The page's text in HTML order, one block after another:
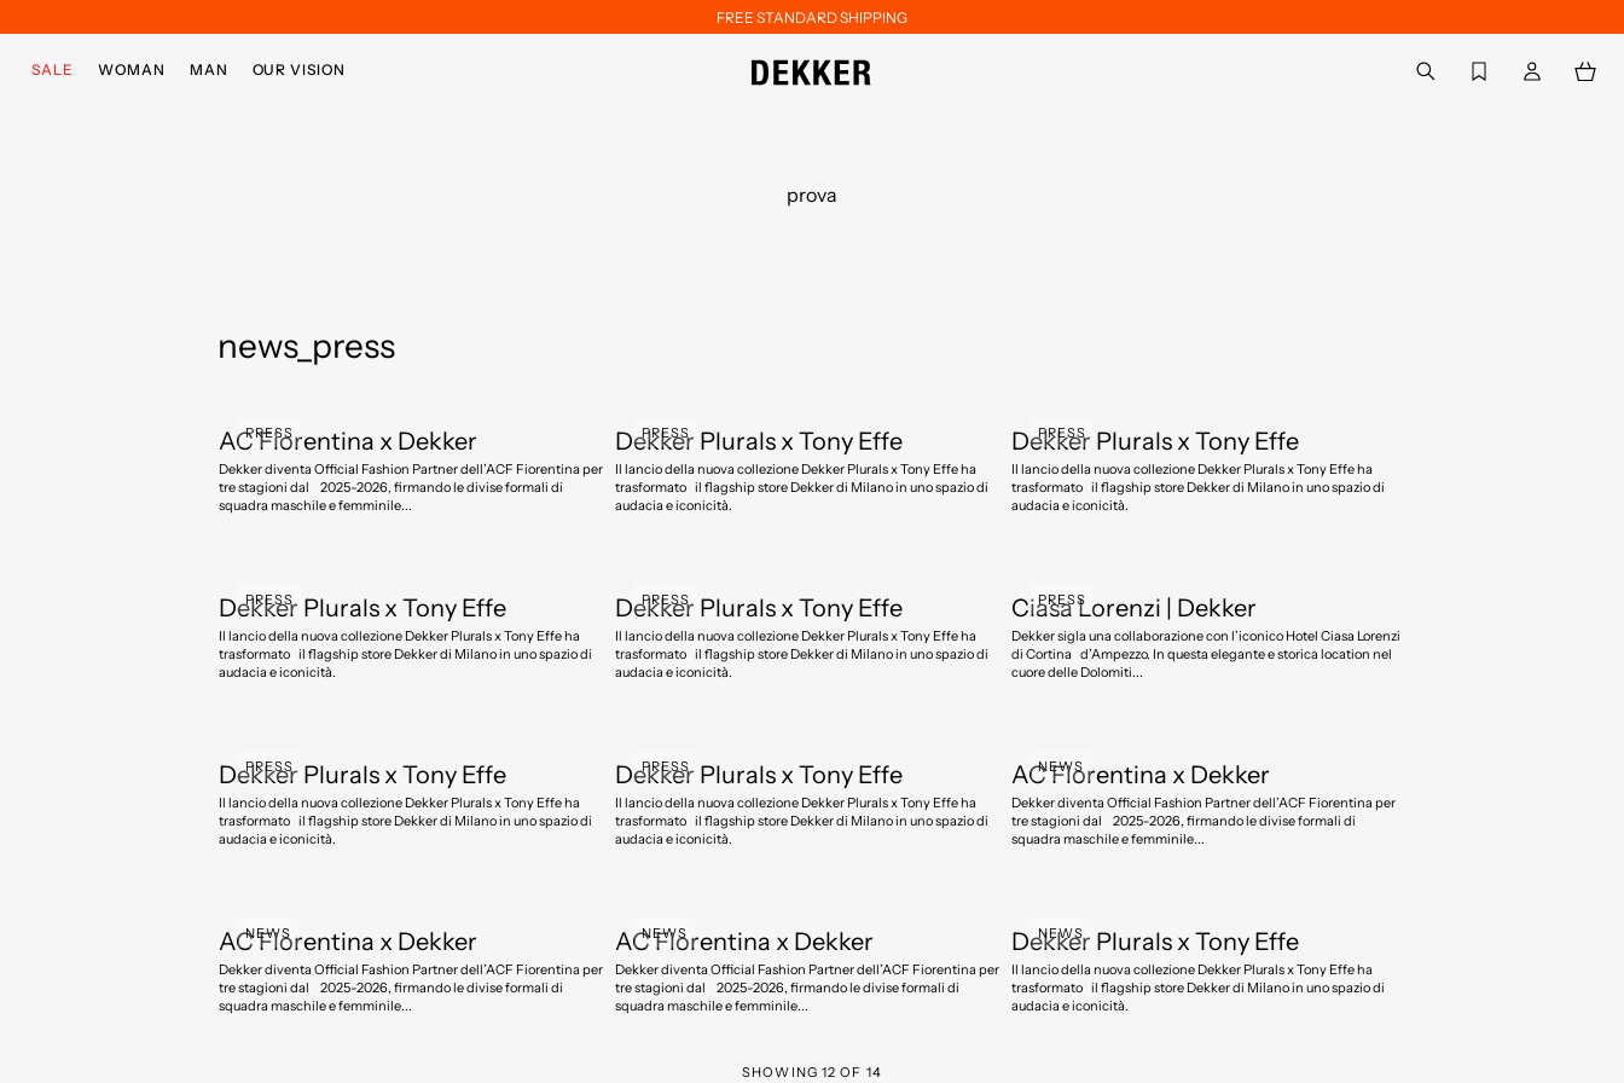
FREE STANDARD SHIPPING
SALE WOMAN MAN OUR VISION Back to My Account
prova
news_press
PRESS
AC Fiorentina x Dekker
Dekker diventa Official Fashion Partner dell’ACF Fiorentina per
tre stagioni dal 2025-2026, firmando le divise formali di
squadra maschile e femminile...
PRESS
Dekker Plurals x Tony Effe
Il lancio della nuova collezione Dekker Plurals x Tony Effe ha
trasformato il flagship store Dekker di Milano in uno spazio di
audacia e iconicità.
PRESS
Dekker Plurals x Tony Effe
Il lancio della nuova collezione Dekker Plurals x Tony Effe ha
trasformato il flagship store Dekker di Milano in uno spazio di
audacia e iconicità.
PRESS
Dekker Plurals x Tony Effe
Il lancio della nuova collezione Dekker Plurals x Tony Effe ha
trasformato il flagship store Dekker di Milano in uno spazio di
audacia e iconicità.
PRESS
Dekker Plurals x Tony Effe
Il lancio della nuova collezione Dekker Plurals x Tony Effe ha
trasformato il flagship store Dekker di Milano in uno spazio di
audacia e iconicità.
PRESS
Ciasa Lorenzi | Dekker
Dekker sigla una collaborazione con l’iconico Hotel Ciasa Lorenzi
di Cortina d’Ampezzo. In questa elegante e storica location nel
cuore delle Dolomiti...
PRESS
Dekker Plurals x Tony Effe
Il lancio della nuova collezione Dekker Plurals x Tony Effe ha
trasformato il flagship store Dekker di Milano in uno spazio di
audacia e iconicità.
PRESS
Dekker Plurals x Tony Effe
Il lancio della nuova collezione Dekker Plurals x Tony Effe ha
trasformato il flagship store Dekker di Milano in uno spazio di
audacia e iconicità.
NEWS
AC Fiorentina x Dekker
Dekker diventa Official Fashion Partner dell’ACF Fiorentina per
tre stagioni dal 2025-2026, firmando le divise formali di
squadra maschile e femminile...
NEWS
AC Fiorentina x Dekker
Dekker diventa Official Fashion Partner dell’ACF Fiorentina per
tre stagioni dal 2025-2026, firmando le divise formali di
squadra maschile e femminile...
NEWS
AC Fiorentina x Dekker
Dekker diventa Official Fashion Partner dell’ACF Fiorentina per
tre stagioni dal 2025-2026, firmando le divise formali di
squadra maschile e femminile...
NEWS
Dekker Plurals x Tony Effe
Il lancio della nuova collezione Dekker Plurals x Tony Effe ha
trasformato il flagship store Dekker di Milano in uno spazio di
audacia e iconicità.
SHOWING 12 OF 14